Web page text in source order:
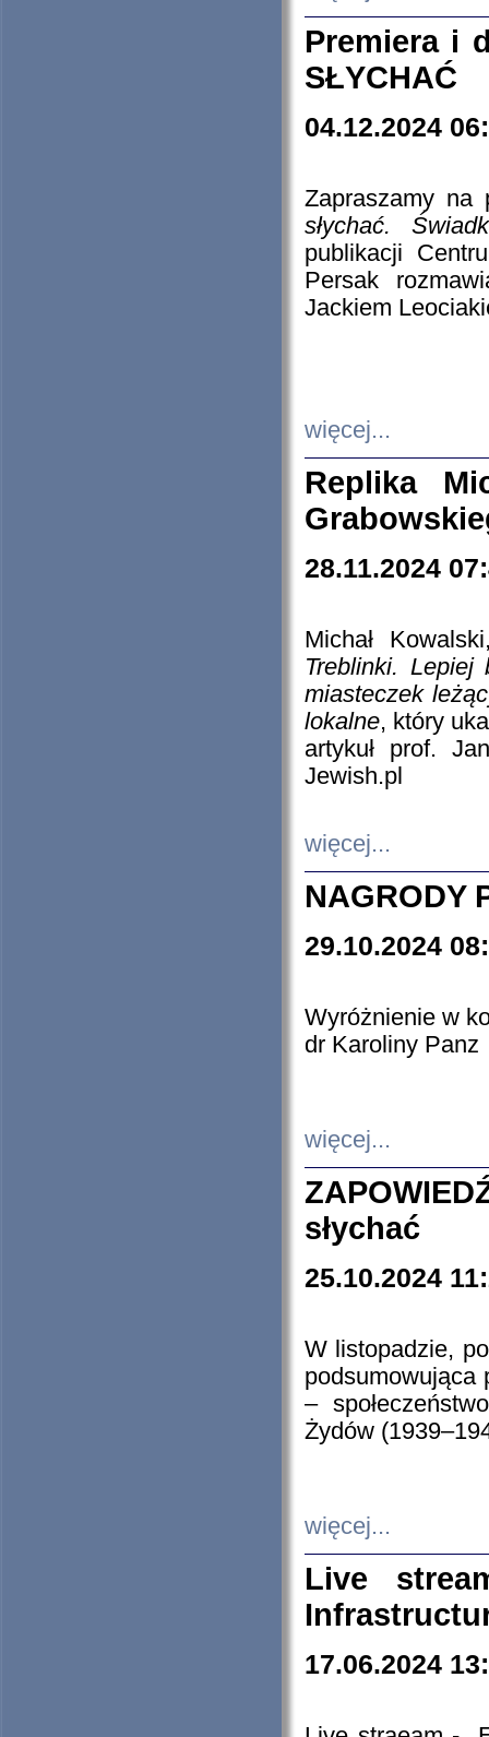
Premiera i
SŁYCHAĆ
04.12.2024
Zapraszamy
słychać.
publikacji
Persak
Jackiem
więcej...
Replika
28.11.2024
Michał
Treblinki. Lepiej
miasteczek
lokalne, który
artykuł prof.
Jewish.pl
więcej...
NAGRODY
29.10.2024
Wyróżnienie w
dr Karoliny Panz
więcej...
słychać
25.10.2024
W listopadzie,
podsumowująca
–
Żydów
więcej...
Live
17.06.2024